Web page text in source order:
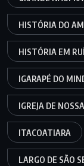
HISTÓRIA DO
HISTÓRIA EM
IGARAPÉ DO
IGREJA DE
ITACOATIARA
LARGO DE SÃO